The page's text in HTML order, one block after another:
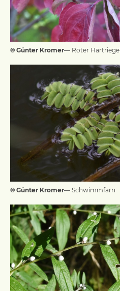
© Günter Kromer— Roter Hartriegel
© Günter Kromer— Schwimmfarn